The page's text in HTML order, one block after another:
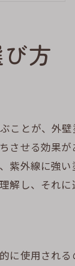
響
性
い
術
び方
のコツ
方
とが、外
させる効果
紫外線に強
し、それに
に使用され